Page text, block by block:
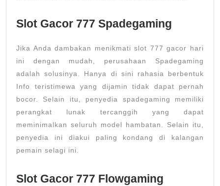
Slot Gacor 777 Spadegaming
Jika Anda dambakan menikmati slot 777 gacor hari
ini dengan mudah, perusahaan Spadegaming
adalah solusinya. Hanya di sini rahasia berbentuk
Info teristimewa yang dijamin tidak dapat pernah
bocor. Selain itu, penyedia spadegaming memiliki
perangkat lunak tercanggih yang dapat
meminimalkan seluruh model hambatan. Selain itu,
penyedia ini diakui paling kondang di kalangan
pemain selagi ini.
Slot Gacor 777 Flowgaming